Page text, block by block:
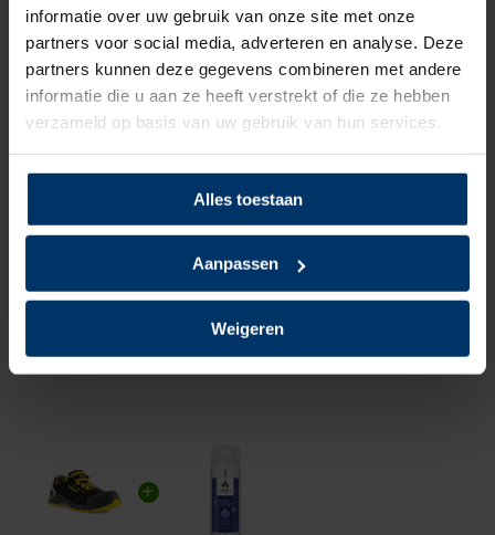
informatie over uw gebruik van onze site met onze
partners voor social media, adverteren en analyse. Deze
partners kunnen deze gegevens combineren met andere
informatie die u aan ze heeft verstrekt of die ze hebben
verzameld op basis van uw gebruik van hun services.
Alles toestaan
Aanpassen
Weigeren
Gepost door: Anton op 22 Augustus 2024
5 van 5
Very good product for myself, thanks again ☺️
+
10
Gepost door: Valentin Ionita op 22 Juni 2023
Delen